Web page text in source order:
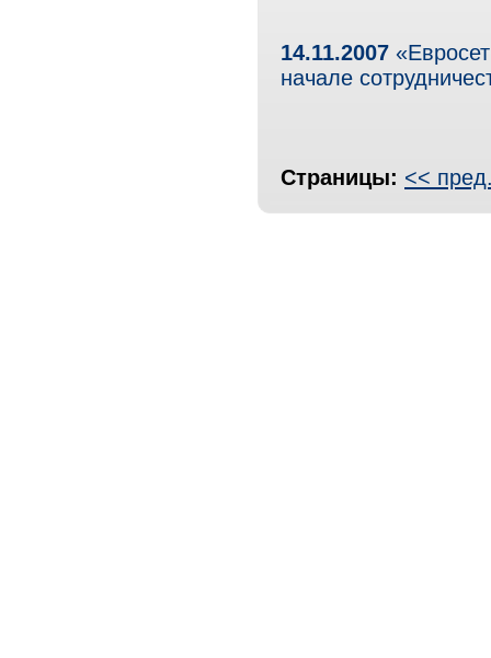
14.11.2007
начале
Страницы: <<